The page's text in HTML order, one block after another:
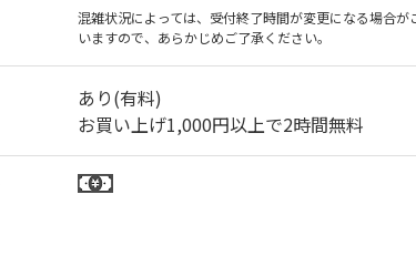
混雑状況によっては、受付終了時間が変更になる場合が
いますので、あらかじめご了承ください。
あり(有料)
お買い上げ1,000円以上で2時間無料